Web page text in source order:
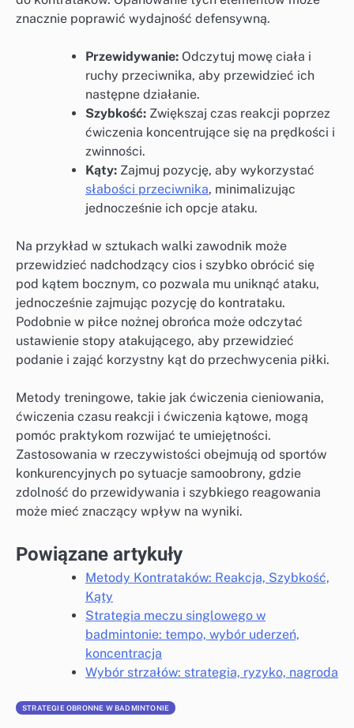
znacznie poprawić wydajność defensywną.
Przewidywanie: Odczytuj mowę ciała i
ruchy przeciwnika, aby przewidzieć ich
następne działanie.
Szybkość: Zwiększaj czas reakcji poprzez
ćwiczenia koncentrujące się na prędkości i
zwinności.
Kąty: Zajmuj pozycję, aby wykorzystać
słabości przeciwnika, minimalizując
jednocześnie ich opcje ataku.
Na przykład w sztukach walki zawodnik może
przewidzieć nadchodzący cios i szybko obrócić się
pod kątem bocznym, co pozwala mu uniknąć ataku,
jednocześnie zajmując pozycję do kontrataku.
Podobnie w piłce nożnej obrońca może odczytać
ustawienie stopy atakującego, aby przewidzieć
podanie i zająć korzystny kąt do przechwycenia piłki.
Metody treningowe, takie jak ćwiczenia cieniowania,
ćwiczenia czasu reakcji i ćwiczenia kątowe, mogą
pomóc praktykom rozwijać te umiejętności.
Zastosowania w rzeczywistości obejmują od sportów
konkurencyjnych po sytuacje samoobrony, gdzie
zdolność do przewidywania i szybkiego reagowania
może mieć znaczący wpływ na wyniki.
Powiązane artykuły
Metody Kontrataków: Reakcja, Szybkość,
Kąty
Strategia meczu singlowego w
badmintonie: tempo, wybór uderzeń,
koncentracja
Wybór strzałów: strategia, ryzyko, nagroda
STRATEGIE OBRONNE W BADMINTONIE